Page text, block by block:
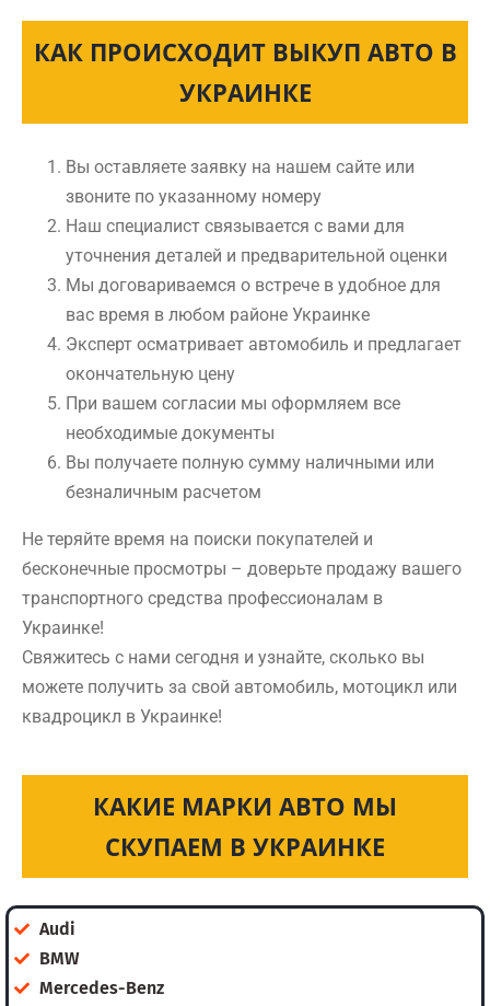
КАК ПРОИСХОДИТ ВЫКУП АВТО В
УКРАИНКЕ
Вы оставляете заявку на нашем сайте или
звоните по указанному номеру
Наш специалист связывается с вами для
уточнения деталей и предварительной оценки
Мы договариваемся о встрече в удобное для
вас время в любом районе Украинке
Эксперт осматривает автомобиль и предлагает
окончательную цену
При вашем согласии мы оформляем все
необходимые документы
Вы получаете полную сумму наличными или
безналичным расчетом
Не теряйте время на поиски покупателей и
бесконечные просмотры – доверьте продажу вашего
транспортного средства профессионалам в
Украинке!
Свяжитесь с нами сегодня и узнайте, сколько вы
можете получить за свой автомобиль, мотоцикл или
квадроцикл в Украинке!
КАКИЕ МАРКИ АВТО МЫ
СКУПАЕМ В УКРАИНКЕ
Audi
BMW
Mercedes-Benz